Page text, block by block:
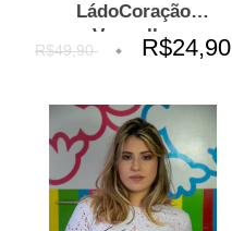
LádoCoração
Vermelho
R$49,90 R$24,90